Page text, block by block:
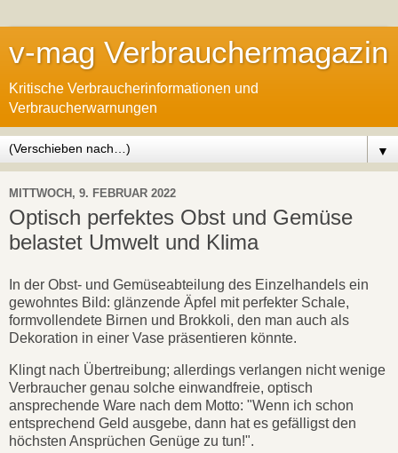
v-mag Verbrauchermagazin
Kritische Verbraucherinformationen und
Verbraucherwarnungen
▼
MITTWOCH, 9. FEBRUAR 2022
Optisch perfektes Obst und Gemüse
belastet Umwelt und Klima
In der Obst- und Gemüseabteilung des Einzelhandels ein
gewohntes Bild: glänzende Äpfel mit perfekter Schale,
formvollendete Birnen und Brokkoli, den man auch als
Dekoration in einer Vase präsentieren könnte.
Klingt nach Übertreibung; allerdings verlangen nicht wenige
Verbraucher genau solche einwandfreie, optisch
ansprechende Ware nach dem Motto: "Wenn ich schon
entsprechend Geld ausgebe, dann hat es gefälligst den
höchsten Ansprüchen Genüge zu tun!".